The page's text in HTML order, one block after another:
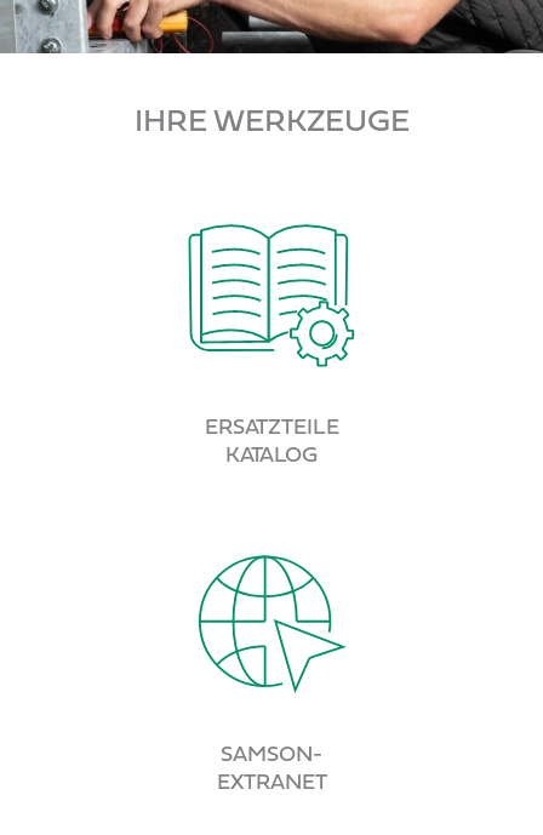
IHRE WERKZEUGE
ERSATZTEILE
KATALOG
SAMSON-
EXTRANET